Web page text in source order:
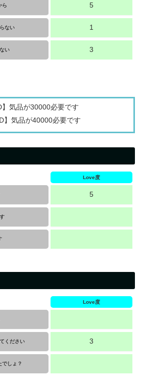
ら 5
ない 1
い 3
】気品が30000必要です
】気品が40000必要です
Love度
5
Love度
ください 3
でしょ？